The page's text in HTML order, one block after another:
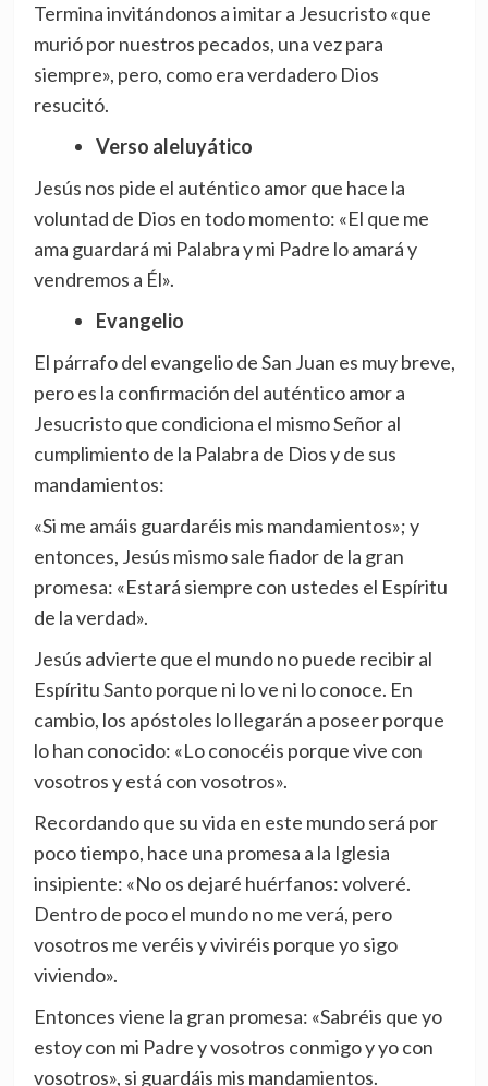
Termina invitándonos a imitar a Jesucristo «que
murió por nuestros pecados, una vez para
siempre», pero, como era verdadero Dios
resucitó.
Verso aleluyático
Jesús nos pide el auténtico amor que hace la
voluntad de Dios en todo momento: «El que me
ama guardará mi Palabra y mi Padre lo amará y
vendremos a Él».
Evangelio
El párrafo del evangelio de San Juan es muy breve,
pero es la confirmación del auténtico amor a
Jesucristo que condiciona el mismo Señor al
cumplimiento de la Palabra de Dios y de sus
mandamientos:
«Si me amáis guardaréis mis mandamientos»; y
entonces, Jesús mismo sale fiador de la gran
promesa: «Estará siempre con ustedes el Espíritu
de la verdad».
Jesús advierte que el mundo no puede recibir al
Espíritu Santo porque ni lo ve ni lo conoce. En
cambio, los apóstoles lo llegarán a poseer porque
lo han conocido: «Lo conocéis porque vive con
vosotros y está con vosotros».
Recordando que su vida en este mundo será por
poco tiempo, hace una promesa a la Iglesia
insipiente: «No os dejaré huérfanos: volveré.
Dentro de poco el mundo no me verá, pero
vosotros me veréis y viviréis porque yo sigo
viviendo».
Entonces viene la gran promesa: «Sabréis que yo
estoy con mi Padre y vosotros conmigo y yo con
vosotros», si guardáis mis mandamientos.